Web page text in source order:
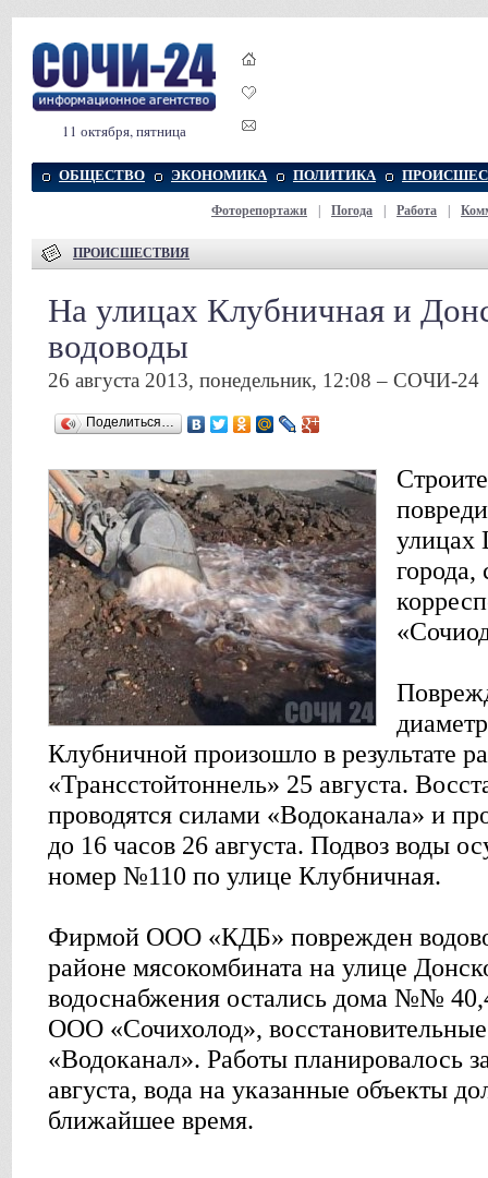
11 октября, пятница
ОБЩЕСТВО ЭКОНОМИКА ПОЛИТИКА
Фоторепортажи Погода Работа
ПРОИСШЕСТВИЯ
На улицах Клубничная и
водоводы
26 августа 2013, понедельник, 12:08 – СОЧИ-24
Поделиться…
улицах
Клубничной произошло в результате
«Трансстойтоннель» 25 августа.
проводятся силами «Водоканала» и
до 16 часов 26 августа. Подвоз воды
номер №110 по улице Клубничная.
Фирмой ООО «КДБ» поврежден
районе мясокомбината на улице
водоснабжения остались дома №№
ООО «Сочихолод»,
«Водоканал». Работы планировалось
августа, вода на указанные объекты
ближайшее время.